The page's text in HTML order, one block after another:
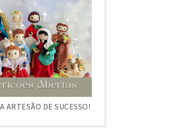
ARTESÃO DE SUCESSO!